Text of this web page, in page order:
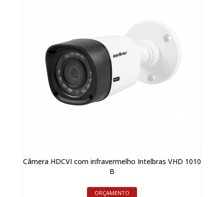
Câmera HDCVI com infravermelho Intelbras VHD 1010
B
ORÇAMENTO